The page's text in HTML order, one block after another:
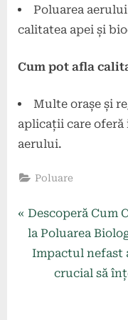
Poluarea
calitatea apei și
Cum pot afla
Multe orașe și
aplicații care
aerului.
Poluare
Navigare
în
articole
P
r
e
Descoperă Cum
la Poluarea
N
Impactul nefast
crucial să